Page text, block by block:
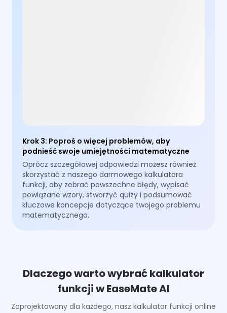
Krok 3: Poproś o więcej problemów, aby
podnieść swoje umiejętności matematyczne
Oprócz szczegółowej odpowiedzi możesz również
skorzystać z naszego darmowego kalkulatora
funkcji, aby zebrać powszechne błędy, wypisać
powiązane wzory, stworzyć quizy i podsumować
kluczowe koncepcje dotyczące twojego problemu
matematycznego.
Dlaczego warto wybrać kalkulator
funkcji w EaseMate AI
Zaprojektowany dla każdego, nasz kalkulator funkcji online